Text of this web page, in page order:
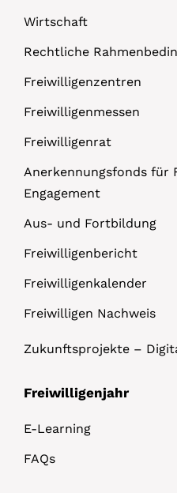
Wirtschaft
Rechtliche
Freiwilligenzentren
Freiwilligenmessen
Freiwilligenrat
Anerkennungsfonds für
Engagement
Aus- und Fortbildung
Freiwilligenbericht
Freiwilligenkalender
Freiwilligen Nachweis
Zukunftsprojekte –
Freiwilligenjahr
E-Learning
FAQs